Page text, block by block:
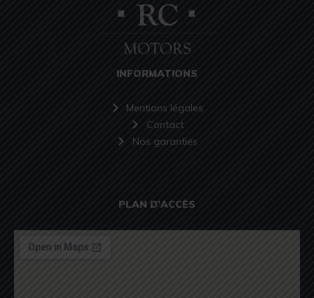
INFORMATIONS
Mentions légales
Contact
Nos garanties
PLAN D'ACCÈS